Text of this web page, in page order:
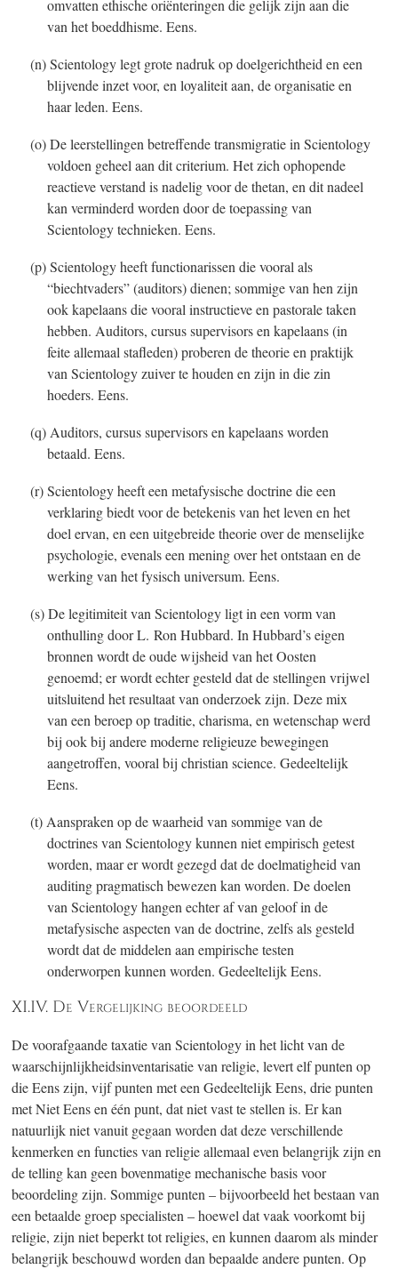
omvatten ethische oriënteringen die gelijk zijn aan die
van het boeddhisme. Eens.
(n) Scientology legt grote nadruk op doelgerichtheid en een
blijvende inzet voor, en loyaliteit aan, de organisatie en
haar leden. Eens.
(o) De leerstellingen betreffende transmigratie in Scientology
voldoen geheel aan dit criterium. Het zich ophopende
reactieve verstand is nadelig voor de thetan, en dit nadeel
kan verminderd worden door de toepassing van
Scientology technieken. Eens.
(p) Scientology heeft functionarissen die vooral als
“biechtvaders” (auditors) dienen; sommige van hen zijn
ook kapelaans die vooral instructieve en pastorale taken
hebben. Auditors, cursus supervisors en kapelaans (in
feite allemaal stafleden) proberen de theorie en praktijk
van Scientology zuiver te houden en zijn in die zin
hoeders. Eens.
(q) Auditors, cursus supervisors en kapelaans worden
betaald. Eens.
(r) Scientology heeft een metafysische doctrine die een
verklaring biedt voor de betekenis van het leven en het
doel ervan, en een uitgebreide theorie over de menselijke
psychologie, evenals een mening over het ontstaan en de
werking van het fysisch universum. Eens.
(s) De legitimiteit van Scientology ligt in een vorm van
onthulling door L. Ron Hubbard. In Hubbard’s eigen
bronnen wordt de oude wijsheid van het Oosten
genoemd; er wordt echter gesteld dat de stellingen vrijwel
uitsluitend het resultaat van onderzoek zijn. Deze mix
van een beroep op traditie, charisma, en wetenschap werd
bij ook bij andere moderne religieuze bewegingen
aangetroffen, vooral bij christian science. Gedeeltelijk
Eens.
(t) Aanspraken op de waarheid van sommige van de
doctrines van Scientology kunnen niet empirisch getest
worden, maar er wordt gezegd dat de doelmatigheid van
auditing pragmatisch bewezen kan worden. De doelen
van Scientology hangen echter af van geloof in de
metafysische aspecten van de doctrine, zelfs als gesteld
wordt dat de middelen aan empirische testen
onderworpen kunnen worden. Gedeeltelijk Eens.
XI.IV. De Vergelijking beoordeeld
De voorafgaande taxatie van Scientology in het licht van de
waarschijnlijkheidsinventarisatie van religie, levert elf punten op
die Eens zijn, vijf punten met een Gedeeltelijk Eens, drie punten
met Niet Eens en één punt, dat niet vast te stellen is. Er kan
natuurlijk niet vanuit gegaan worden dat deze verschillende
kenmerken en functies van religie allemaal even belangrijk zijn en
de telling kan geen bovenmatige mechanische basis voor
beoordeling zijn. Sommige punten – bijvoorbeeld het bestaan van
een betaalde groep specialisten – hoewel dat vaak voorkomt bij
religie, zijn niet beperkt tot religies, en kunnen daarom als minder
belangrijk beschouwd worden dan bepaalde andere punten. Op